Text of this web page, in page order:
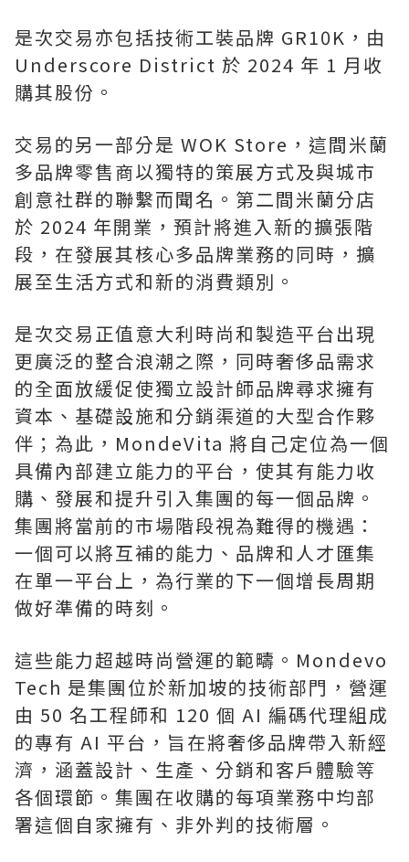
是次交易亦包括技術工裝品牌 GR10K，由
Underscore District 於 2024 年 1 月收
購其股份。
交易的另一部分是 WOK Store，這間米蘭
多品牌零售商以獨特的策展方式及與城市
創意社群的聯繫而聞名。第二間米蘭分店
於 2024 年開業，預計將進入新的擴張階
段，在發展其核心多品牌業務的同時，擴
展至生活方式和新的消費類別。
是次交易正值意大利時尚和製造平台出現
更廣泛的整合浪潮之際，同時奢侈品需求
的全面放緩促使獨立設計師品牌尋求擁有
資本、基礎設施和分銷渠道的大型合作夥
伴；為此，MondeVita 將自己定位為一個
具備內部建立能力的平台，使其有能力收
購、發展和提升引入集團的每一個品牌。
集團將當前的市場階段視為難得的機遇：
一個可以將互補的能力、品牌和人才匯集
在單一平台上，為行業的下一個增長周期
做好準備的時刻。
這些能力超越時尚營運的範疇。Mondevo
Tech 是集團位於新加坡的技術部門，營運
由 50 名工程師和 120 個 AI 編碼代理組成
的專有 AI 平台，旨在將奢侈品牌帶入新經
濟，涵蓋設計、生產、分銷和客戶體驗等
各個環節。集團在收購的每項業務中均部
署這個自家擁有、非外判的技術層。